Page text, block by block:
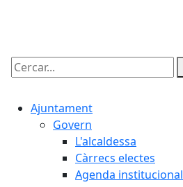
Cercar:
Ajuntament
Govern
L'alcaldessa
Càrrecs electes
Agenda institucional